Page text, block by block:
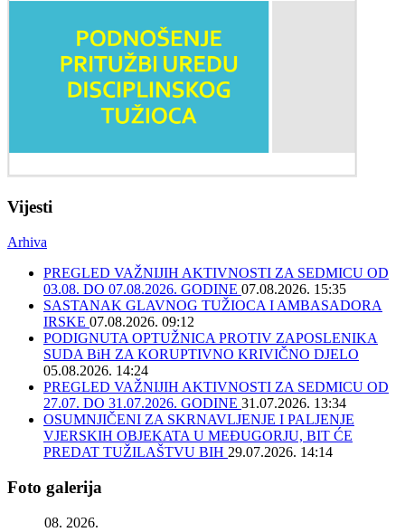
Vijesti
Arhiva
PREGLED VAŽNIJIH AKTIVNOSTI ZA SEDMICU OD
03.08. DO 07.08.2026. GODINE 07.08.2026. 15:35
SASTANAK GLAVNOG TUŽIOCA I AMBASADORA
IRSKE 07.08.2026. 09:12
PODIGNUTA OPTUŽNICA PROTIV ZAPOSLENIKA
SUDA BiH ZA KORUPTIVNO KRIVIČNO DJELO
05.08.2026. 14:24
PREGLED VAŽNIJIH AKTIVNOSTI ZA SEDMICU OD
27.07. DO 31.07.2026. GODINE 31.07.2026. 13:34
OSUMNJIČENI ZA SKRNAVLJENJE I PALJENJE
VJERSKIH OBJEKATA U MEĐUGORJU, BIT ĆE
PREDAT TUŽILAŠTVU BIH 29.07.2026. 14:14
Foto galerija
08. 2026.